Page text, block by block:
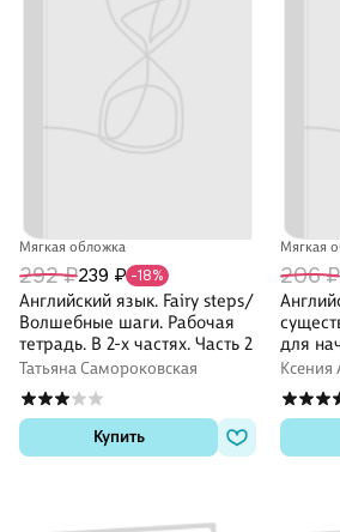
Мягкая обложка
292 ₽239 ₽ -18%
Английский язык. Fairy steps/
Волшебные шаги. Рабочая
тетрадь. В 2-х частях. Часть 2
Татьяна Самороковская
Купить
Мягкая
206 ₽
для
Ксения